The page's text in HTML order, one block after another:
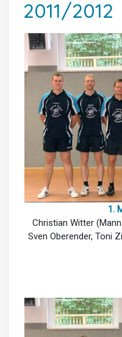
2011/2012
1.
Christian Witter
Sven Oberender, Toni